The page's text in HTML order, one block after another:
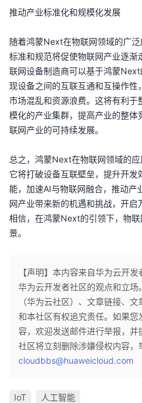
推动产业标准化和规模化发展
随着鸿蒙Next在物联网领域的广
标准和规范将促使物联网产业逐
联网设备制造商可以基于鸿蒙
现设备之间的互联互通和互操作性
市场混乱和资源浪费。这将有利于
模化的产业集群，提高产业的整
联网产业的可持续发展。
总之，鸿蒙Next在物联网领域的应
它将打破设备互联壁垒，提升开发
能，加速AI与物联网融合，推动产
网产业带来新的机遇和挑战，开
相信，在鸿蒙Next的引领下，物
景。
【声明】本内容来自华为云开
华为云开发者社区的观点和立
（华为云社区）、文章链接、
和本社区有权追究责任。如果
容，欢迎发送邮件进行举报，
社区将立刻删除涉嫌侵权内容，
cloudbbs@huaweicloud.com
IoT 人工智能